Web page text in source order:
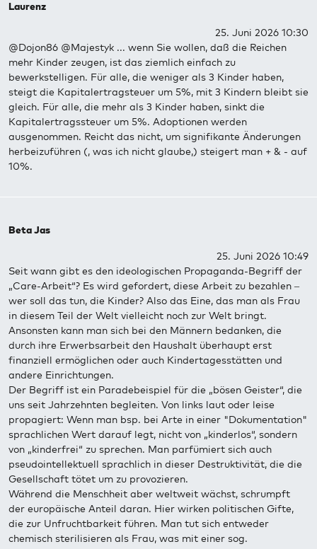
Laurenz
25. Juni 2026 10:30
@Dojon86 @Majestyk ... wenn Sie wollen, daß die Reichen
mehr Kinder zeugen, ist das ziemlich einfach zu
bewerkstelligen. Für alle, die weniger als 3 Kinder haben,
steigt die Kapitalertragsteuer um 5%, mit 3 Kindern bleibt sie
gleich. Für alle, die mehr als 3 Kinder haben, sinkt die
Kapitalertragssteuer um 5%. Adoptionen werden
ausgenommen. Reicht das nicht, um signifikante Änderungen
herbeizuführen (, was ich nicht glaube,) steigert man + & - auf
10%.
Beta Jas
25. Juni 2026 10:49
Seit wann gibt es den ideologischen Propaganda-Begriff der
„Care-Arbeit“? Es wird gefordert, diese Arbeit zu bezahlen –
wer soll das tun, die Kinder? Also das Eine, das man als Frau
in diesem Teil der Welt vielleicht noch zur Welt bringt.
Ansonsten kann man sich bei den Männern bedanken, die
durch ihre Erwerbsarbeit den Haushalt überhaupt erst
finanziell ermöglichen oder auch Kindertagesstätten und
andere Einrichtungen.
Der Begriff ist ein Paradebeispiel für die „bösen Geister“, die
uns seit Jahrzehnten begleiten. Von links laut oder leise
propagiert: Wenn man bsp. bei Arte in einer "Dokumentation"
sprachlichen Wert darauf legt, nicht von „kinderlos“, sondern
von „kinderfrei“ zu sprechen. Man parfümiert sich auch
pseudointellektuell sprachlich in dieser Destruktivität, die die
Gesellschaft tötet um zu provozieren.
Während die Menschheit aber weltweit wächst, schrumpft
der europäische Anteil daran. Hier wirken politischen Gifte,
die zur Unfruchtbarkeit führen. Man tut sich entweder
chemisch sterilisieren als Frau, was mit einer sog.